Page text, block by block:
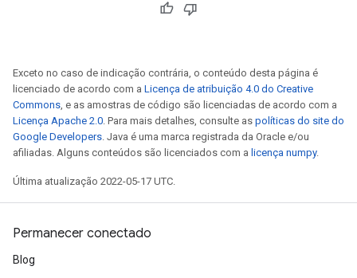
Exceto no caso de indicação contrária, o conteúdo desta página é
licenciado de acordo com a Licença de atribuição 4.0 do Creative
Commons, e as amostras de código são licenciadas de acordo com a
Licença Apache 2.0. Para mais detalhes, consulte as políticas do site do
Google Developers. Java é uma marca registrada da Oracle e/ou
afiliadas. Alguns conteúdos são licenciados com a licença numpy.
Última atualização 2022-05-17 UTC.
Permanecer conectado
Blog